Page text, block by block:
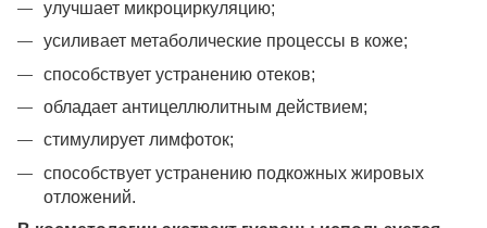
улучшает микроциркуляцию;
усиливает метаболические процессы в коже;
способствует устранению отеков;
обладает антицеллюлитным действием;
стимулирует лимфоток;
способствует устранению подкожных жировых
отложений.